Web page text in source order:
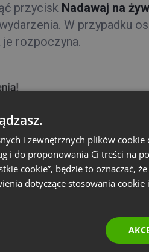
przycisk Nadawaj na
W przypadku
rozpoczyna.
i zewnętrznych plików
i do proponowania Ci treści na
cookie”, będzie to oznaczać,
dotyczące stosowania